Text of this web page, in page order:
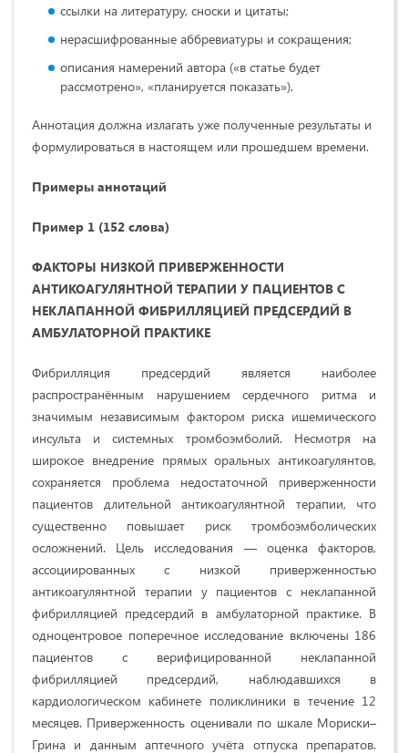
ссылки на литературу, сноски и цитаты;
нерасшифрованные аббревиатуры и сокращения;
описания намерений автора («в статье будет
рассмотрено», «планируется показать»).
Аннотация должна излагать уже полученные результаты и
формулироваться в настоящем или прошедшем времени.
Примеры аннотаций
Пример 1 (152 слова)
ФАКТОРЫ НИЗКОЙ ПРИВЕРЖЕННОСТИ
АНТИКОАГУЛЯНТНОЙ ТЕРАПИИ У ПАЦИЕНТОВ С
НЕКЛАПАННОЙ ФИБРИЛЛЯЦИЕЙ ПРЕДСЕРДИЙ В
АМБУЛАТОРНОЙ ПРАКТИКЕ
Фибрилляция предсердий является наиболее
распространённым нарушением сердечного ритма и
значимым независимым фактором риска ишемического
инсульта и системных тромбоэмболий. Несмотря на
широкое внедрение прямых оральных антикоагулянтов,
сохраняется проблема недостаточной приверженности
пациентов длительной антикоагулянтной терапии, что
существенно повышает риск тромбоэмболических
осложнений. Цель исследования — оценка факторов,
ассоциированных с низкой приверженностью
антикоагулянтной терапии у пациентов с неклапанной
фибрилляцией предсердий в амбулаторной практике. В
одноцентровое поперечное исследование включены 186
пациентов с верифицированной неклапанной
фибрилляцией предсердий, наблюдавшихся в
кардиологическом кабинете поликлиники в течение 12
месяцев. Приверженность оценивали по шкале Мориски–
Грина и данным аптечного учёта отпуска препаратов.